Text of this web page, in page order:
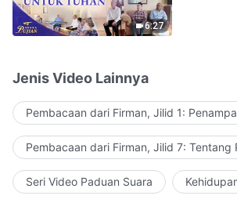
6:27
Jenis Video Lainnya
Pembacaan dari Firman, Jilid 1:
Pembacaan dari Firman, Jilid 7: Tentang
Seri Video Paduan Suara